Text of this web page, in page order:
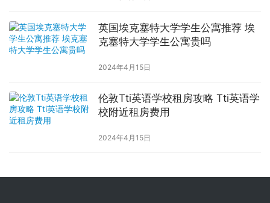
英国埃克塞特大学学生公寓推荐 埃
克塞特大学学生公寓贵吗
2024年4月15日
伦敦Tti英语学校租房攻略 Tti英语学
校附近租房费用
2024年4月15日